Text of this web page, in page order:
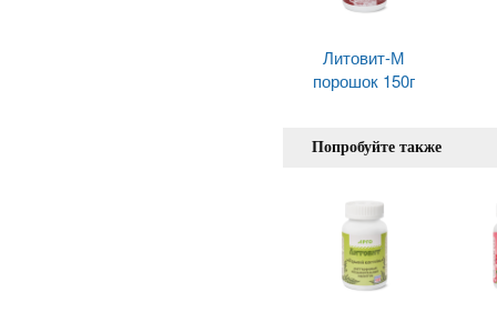
Литовит-М
порошок 150г
Попробуйте также